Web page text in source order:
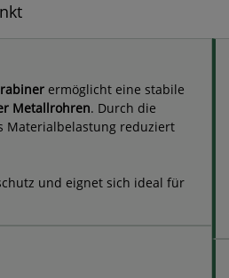
ermöglicht eine stabile
Metallrohren. Durch die
Materialbelastung reduziert
und eignet sich ideal für